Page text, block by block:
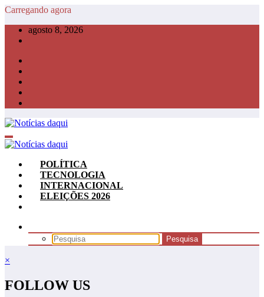
Pular
conteúdo
Carregando agora
agosto 8, 2026
POLÍTICA
TECNOLOGIA
INTERNACIONAL
ELEIÇÕES 2026
×
FOLLOW US